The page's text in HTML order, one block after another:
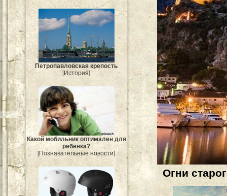
Петропавловская крепость
[История]
Какой мобильник оптимален для
ребёнка?
[Познавательные новости]
Огни